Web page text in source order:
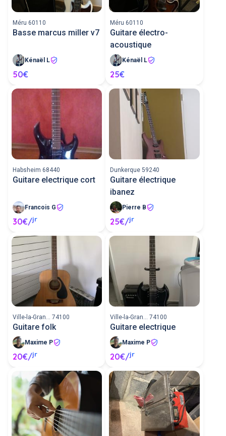
Méru 60110
Basse marcus miller v7
Kénaël L
50€
Méru 60110
Guitare électro-
acoustique
Kénaël L
25€
Habsheim 68440
Guitare electrique cort
Francois G
30€/jr
Dunkerque 59240
Guitare électrique
ibanez
Pierre B
25€/jr
Ville-la-Gran... 74100
Guitare folk
Maxime P
20€/jr
Ville-la-Gran... 74100
Guitare electrique
Maxime P
20€/jr